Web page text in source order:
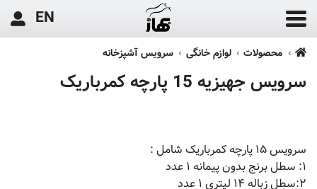
EN
محصولات لوازم خانگی سرویس آشپزخانه
سرویس جهیزیه 15 پارچه کمرباریک
سرویس ۱۵ پارچه کمرباریک شامل :
۱: سطل برنج بدون پیمانه ۱ عدد
۲:سطل زباله ۱۴ لیتری ۱ عدد